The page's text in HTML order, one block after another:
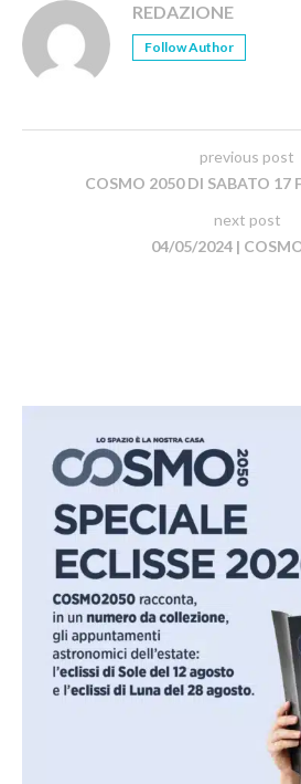
REDAZIONE
Follow Author
previous post
COSMO 2050 DI SABATO 17
next post
04/05/2024 |